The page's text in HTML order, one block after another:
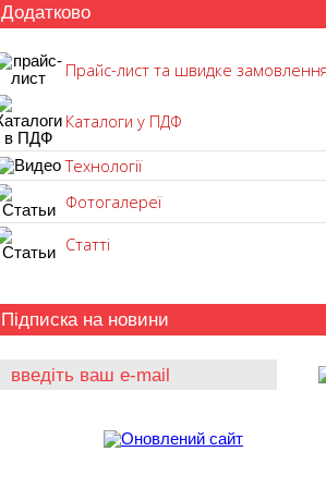
Додатково
Прайс-лист та швидке
Каталоги у ПДФ
Технології
Фотогалереї
Статті
Підписка на новини